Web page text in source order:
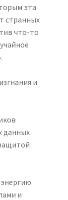
эта
странных
что-то
и
данных
и